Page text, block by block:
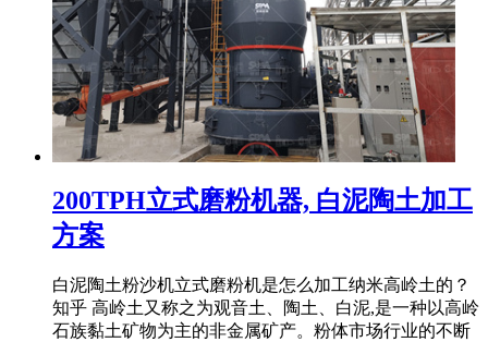
200TPH立式磨粉机器, 白泥陶土加工
方案
白泥陶土粉沙机立式磨粉机是怎么加工纳米高岭土的？
知乎 高岭土又称之为观音土、陶土、白泥,是一种以高岭
石族黏土矿物为主的非金属矿产。粉体市场行业的不断